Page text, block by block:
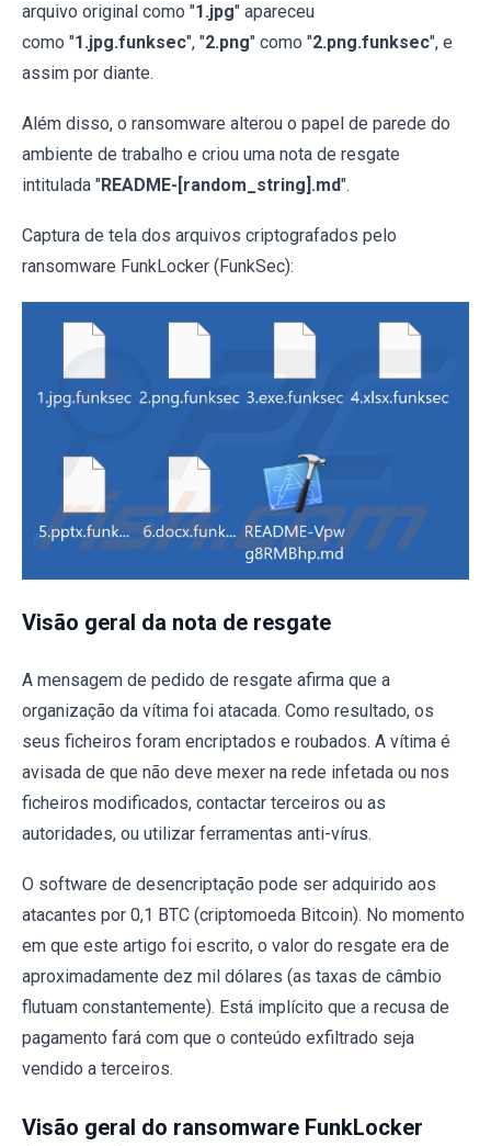
arquivo original como "1.jpg" apareceu
como "1.jpg.funksec", "2.png" como "2.png.funksec", e
assim por diante.
Além disso, o ransomware alterou o papel de parede do
ambiente de trabalho e criou uma nota de resgate
intitulada "README-[random_string].md".
Captura de tela dos arquivos criptografados pelo
ransomware FunkLocker (FunkSec):
Visão geral da nota de resgate
A mensagem de pedido de resgate afirma que a
organização da vítima foi atacada. Como resultado, os
seus ficheiros foram encriptados e roubados. A vítima é
avisada de que não deve mexer na rede infetada ou nos
ficheiros modificados, contactar terceiros ou as
autoridades, ou utilizar ferramentas anti-vírus.
O software de desencriptação pode ser adquirido aos
atacantes por 0,1 BTC (criptomoeda Bitcoin). No momento
em que este artigo foi escrito, o valor do resgate era de
aproximadamente dez mil dólares (as taxas de câmbio
flutuam constantemente). Está implícito que a recusa de
pagamento fará com que o conteúdo exfiltrado seja
vendido a terceiros.
Visão geral do ransomware FunkLocker